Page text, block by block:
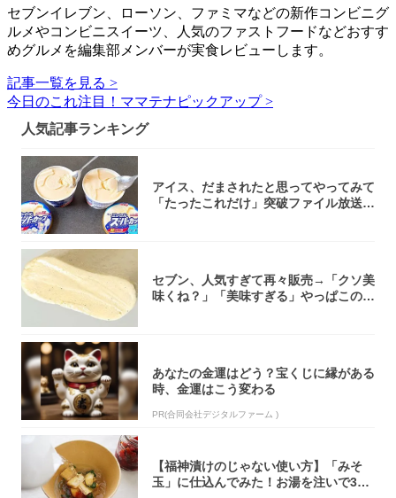
セブンイレブン、ローソン、ファミマなどの新作コンビニグ
ルメやコンビニスイーツ、人気のファストフードなどおすす
めグルメを編集部メンバーが実食レビューします。
記事一覧を見る >
今日のこれ注目！ママテナピックアップ >
人気記事ランキング
アイス、だまされたと思ってやってみて
「たったこれだけ」突破ファイル放送で
セブン、人気すぎて再々販売→「クソ美
味くね？」「美味すぎる」やっぱこのク
あなたの金運はどう？宝くじに縁がある
時、金運はこう変わる
PR(合同会社デジタルファーム )
【福神漬けのじゃない使い方】「みそ
玉」に仕込んでみた！お湯を注いで30